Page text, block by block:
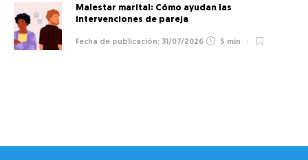
Malestar marital: Cómo ayudan las
intervenciones de pareja
31/07/2026 5 min